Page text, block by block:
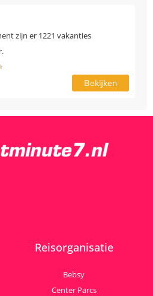
zijn er 1221 vakanties
Bekijken
Reisorganisatie
Bebsy
Center Parcs